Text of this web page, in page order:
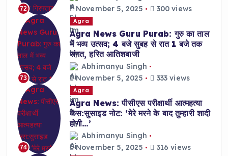
72
November 5, 2025
300 views
73
Agra
Agra News Guru Purab: गुरु का ताल
में भव्य उत्सव; 4 बजे सुबह से रात 1 बजे तक
संगत, हरित आतिशबाजी
Abhimanyu Singh
November 5, 2025
333 views
74
Agra
Agra News: पीसीएस परीक्षार्थी आत्महत्या
केस:सुसाइड नोट: ‘मेरे मरने के बाद तुम्हारी शादी
होगी…’
Abhimanyu Singh
November 5, 2025
316 views